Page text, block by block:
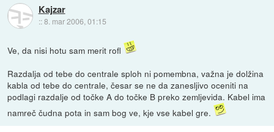
Kajzar
::8. mar 2006, 01:15
Ve, da nisi hotu sam merit rofl
Razdalja od tebe do centrale sploh ni pomembna, važna je dolžina
kabla od tebe do centrale, česar se ne da zanesljivo oceniti na
podlagi razdalje od točke A do točke B preko zemljevida. Kabel ima
namreč čudna pota in sam bog ve, kje vse kabel gre.